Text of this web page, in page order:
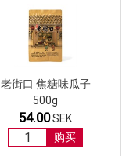
老街口 焦糖味瓜子
500g
54.00SEK
购买